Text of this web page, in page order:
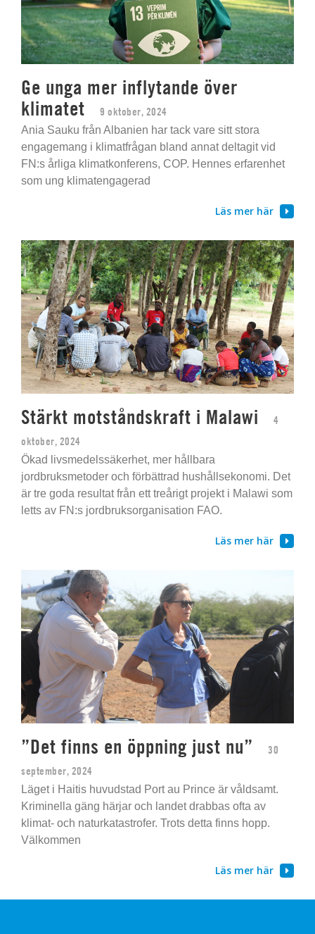
Ge unga mer inflytande över
klimatet
9 oktober, 2024
Ania Sauku från Albanien har tack vare sitt stora
engagemang i klimatfrågan bland annat deltagit vid
FN:s årliga klimatkonferens, COP. Hennes erfarenhet
som ung klimatengagerad
Läs mer här
Stärkt motståndskraft i Malawi
4
oktober, 2024
Ökad livsmedelssäkerhet, mer hållbara
jordbruksmetoder och förbättrad hushållsekonomi. Det
är tre goda resultat från ett treårigt projekt i Malawi som
letts av FN:s jordbruksorganisation FAO.
Läs mer här
”Det finns en öppning just nu”
30
september, 2024
Läget i Haitis huvudstad Port au Prince är våldsamt.
Kriminella gäng härjar och landet drabbas ofta av
klimat- och naturkatastrofer. Trots detta finns hopp.
Välkommen
Läs mer här